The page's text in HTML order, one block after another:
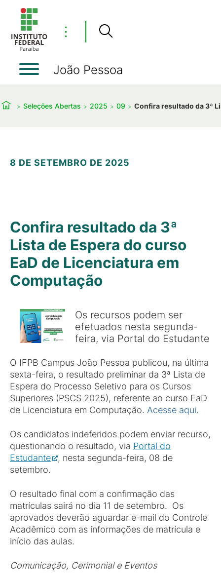
⋮
João Pessoa
Seleções Abertas 2025 09 Confira resultado da 3ª
8 DE SETEMBRO DE 2025
Confira resultado da 3ª
Lista de Espera do curso
EaD de Licenciatura em
Computação
Os recursos podem ser
efetuados nesta segunda-
feira, via Portal do Estudante
O IFPB Campus João Pessoa publicou, na última
sexta-feira, o resultado preliminar da 3ª Lista de
Espera do Processo Seletivo para os Cursos
Superiores (PSCS 2025), referente ao curso EaD
de Licenciatura em Computação. Acesse aqui.
Os candidatos indeferidos podem enviar recurso,
questionando o resultado, via Portal do
Estudante
, nesta segunda-feira, 08 de
setembro.
O resultado final com a confirmação das
matrículas sairá no dia 11 de setembro. Os
aprovados deverão aguardar e-mail do Controle
Acadêmico com as informações de matrícula e
início das aulas.
Comunicação, Cerimonial e Eventos